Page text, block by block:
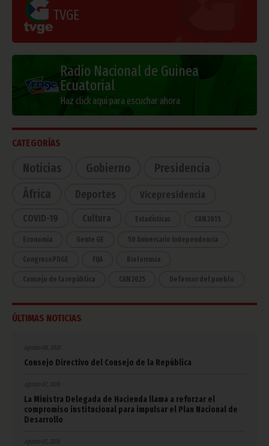
TVGE
Radio Nacional de Guinea
Ecuatorial
Haz click aquí para escuchar ahora
CATEGORÍAS
Noticias Gobierno
Presidencia
África
Deportes Vicepresidencia
COVID-19 Cultura Estadísticas CAN 2015
Economía Gente GE 50 Aniversario Independencia
CongresoPDGE FIJA Bielorrusia
Consejo de la república CAN 2025 Defensor del pueblo
ÚLTIMAS NOTICIAS
agosto 08, 2026
Consejo Directivo del Consejo de la República
agosto 07, 2026
La Ministra Delegada de Hacienda llama a reforzar el
compromiso institucional para impulsar el Plan Nacional de
Desarrollo
agosto 07, 2026